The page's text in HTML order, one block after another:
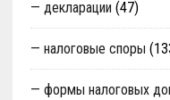
— декларации (47)
— налоговые споры
— формы налоговых